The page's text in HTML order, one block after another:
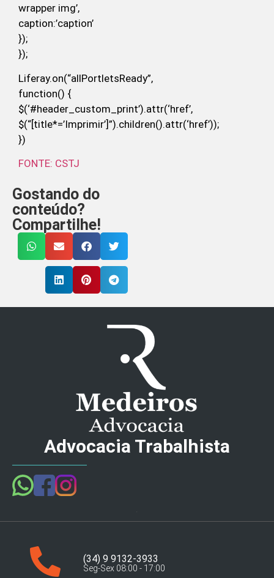
wrapper img’,
caption:’caption’
});
});
Liferay.on(“allPortletsReady”,
function() {
$(‘#header_custom_print’).attr(‘href’,
$(“[title*=’Imprimir’]”).children().attr(‘href’));
})
FONTE: CSTJ
Gostando do
conteúdo?
Compartilhe!
Advocacia Trabalhista
(34) 9 9132-3933
Seg-Sex 08:00 - 17:00